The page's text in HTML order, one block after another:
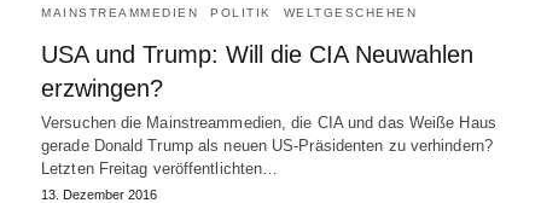
MAINSTREAMMEDIEN POLITIK WELTGESCHEHEN
USA und Trump: Will die CIA Neuwahlen
erzwingen?
Versuchen die Mainstreammedien, die CIA und das Weiße Haus
gerade Donald Trump als neuen US-Präsidenten zu verhindern?
Letzten Freitag veröffentlichten…
13. Dezember 2016